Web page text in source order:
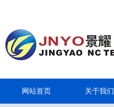
网站首页 关于我们